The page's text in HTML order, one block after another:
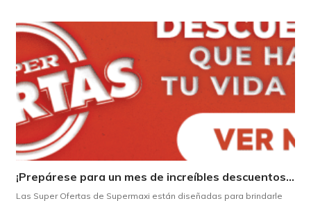
¡Prepárese para un mes de increíbles descuentos en Supermaxi!
Las Super Ofertas de Supermaxi están diseñadas para brindarle